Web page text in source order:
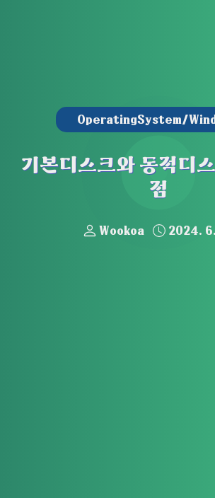
OperatingSystem/
기본디스크와 동적디
점
Wookoa 2024.